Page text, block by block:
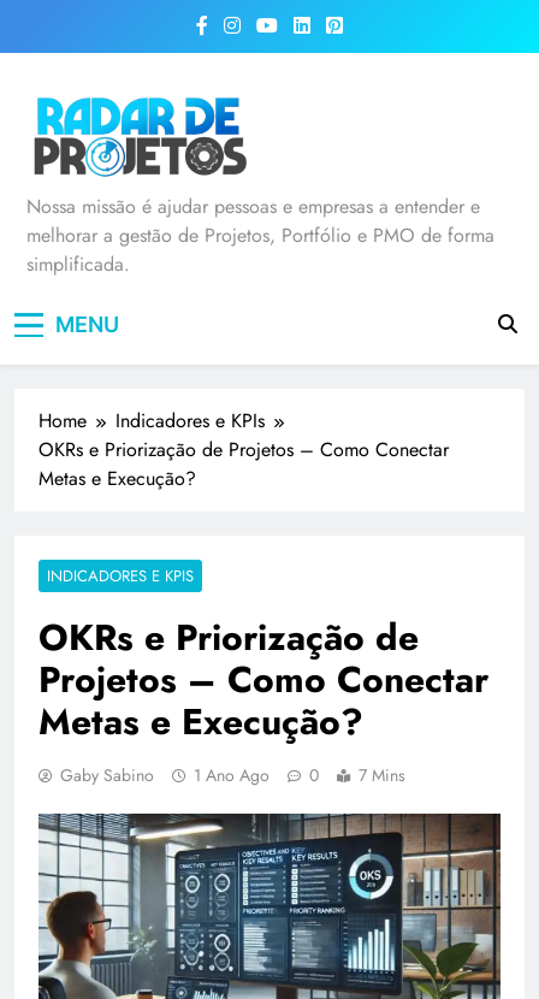
Radar de Projetos
Nossa missão é ajudar pessoas e empresas a entender e
melhorar a gestão de Projetos, Portfólio e PMO de forma
simplificada.
MENU
Home
Indicadores e KPIs
OKRs e Priorização de Projetos – Como Conectar
Metas e Execução?
INDICADORES E KPIS
OKRs e Priorização de
Projetos – Como Conectar
Metas e Execução?
Gaby Sabino 1 Ano Ago 0 7 Mins